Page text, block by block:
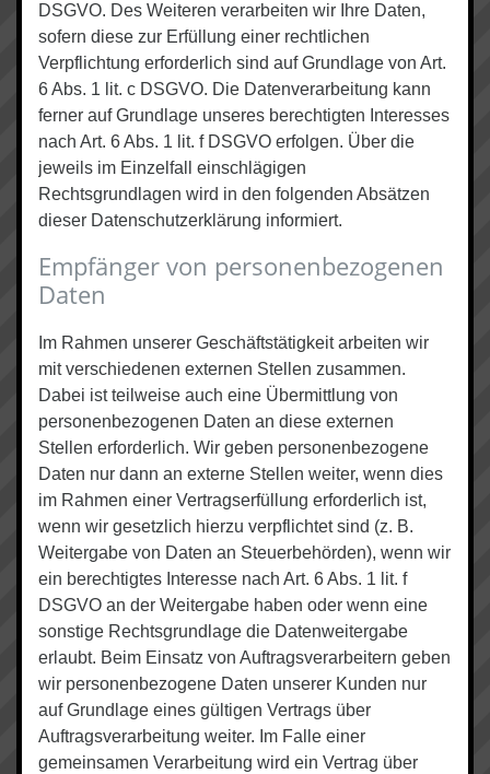
DSGVO. Des Weiteren verarbeiten wir Ihre Daten,
sofern diese zur Erfüllung einer rechtlichen
Verpflichtung erforderlich sind auf Grundlage von Art.
6 Abs. 1 lit. c DSGVO. Die Datenverarbeitung kann
ferner auf Grundlage unseres berechtigten Interesses
nach Art. 6 Abs. 1 lit. f DSGVO erfolgen. Über die
jeweils im Einzelfall einschlägigen
Rechtsgrundlagen wird in den folgenden Absätzen
dieser Datenschutzerklärung informiert.
Empfänger von personenbezogenen
Daten
Im Rahmen unserer Geschäftstätigkeit arbeiten wir
mit verschiedenen externen Stellen zusammen.
Dabei ist teilweise auch eine Übermittlung von
personenbezogenen Daten an diese externen
Stellen erforderlich. Wir geben personenbezogene
Daten nur dann an externe Stellen weiter, wenn dies
im Rahmen einer Vertragserfüllung erforderlich ist,
wenn wir gesetzlich hierzu verpflichtet sind (z. B.
Weitergabe von Daten an Steuerbehörden), wenn wir
ein berechtigtes Interesse nach Art. 6 Abs. 1 lit. f
DSGVO an der Weitergabe haben oder wenn eine
sonstige Rechtsgrundlage die Datenweitergabe
erlaubt. Beim Einsatz von Auftragsverarbeitern geben
wir personenbezogene Daten unserer Kunden nur
auf Grundlage eines gültigen Vertrags über
Auftragsverarbeitung weiter. Im Falle einer
gemeinsamen Verarbeitung wird ein Vertrag über